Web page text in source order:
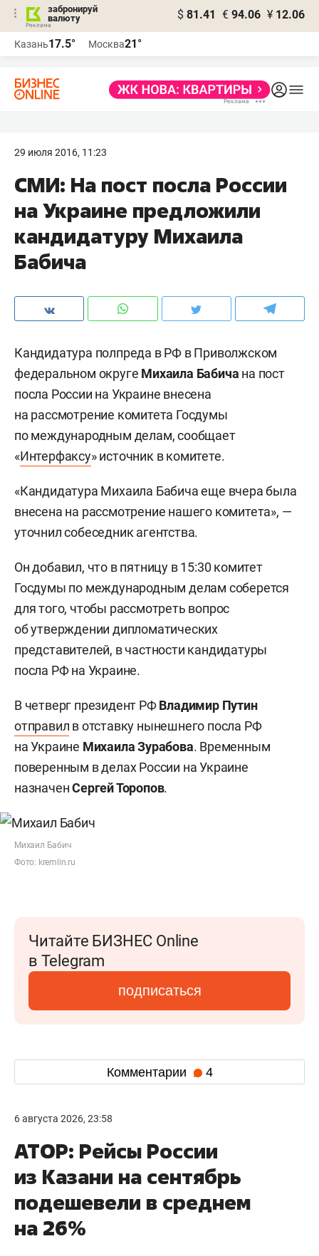
забронируй
валюту
$ 81.41 € 94.06 ¥ 12.06
Казань17.5° Москва21°
29 июля 2016, 11:23
СМИ: На пост посла России
на Украине предложили
кандидатуру Михаила
Бабича
Кандидатура полпреда в РФ в Приволжском
федеральном округе Михаила Бабича на пост
посла России на Украине внесена
на рассмотрение комитета Госдумы
по международным делам, сообщает
«Интерфаксу» источник в комитете.
«Кандидатура Михаила Бабича еще вчера была
внесена на рассмотрение нашего комитета», —
уточнил собеседник агентства.
Он добавил, что в пятницу в 15:30 комитет
Госдумы по международным делам соберется
для того, чтобы рассмотреть вопрос
об утверждении дипломатических
представителей, в частности кандидатуры
посла РФ на Украине.
В четверг президент РФВладимир Путин
отправил в отставку нынешнего посла РФ
на Украине Михаила Зурабова. Временным
поверенным в делах России на Украине
назначенСергей Торопов.
Михаил Бабич
Фото: kremlin.ru
Читайте БИЗНЕС Online
в Telegram
подписаться
Комментарии 4
6 августа 2026, 23:58
АТОР: Рейсы России
из Казани на сентябрь
подешевели в среднем
на 26%